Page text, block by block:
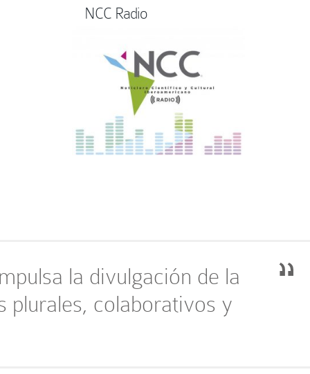
NCC Radio
la divulgación de la
plurales, colaborativos y